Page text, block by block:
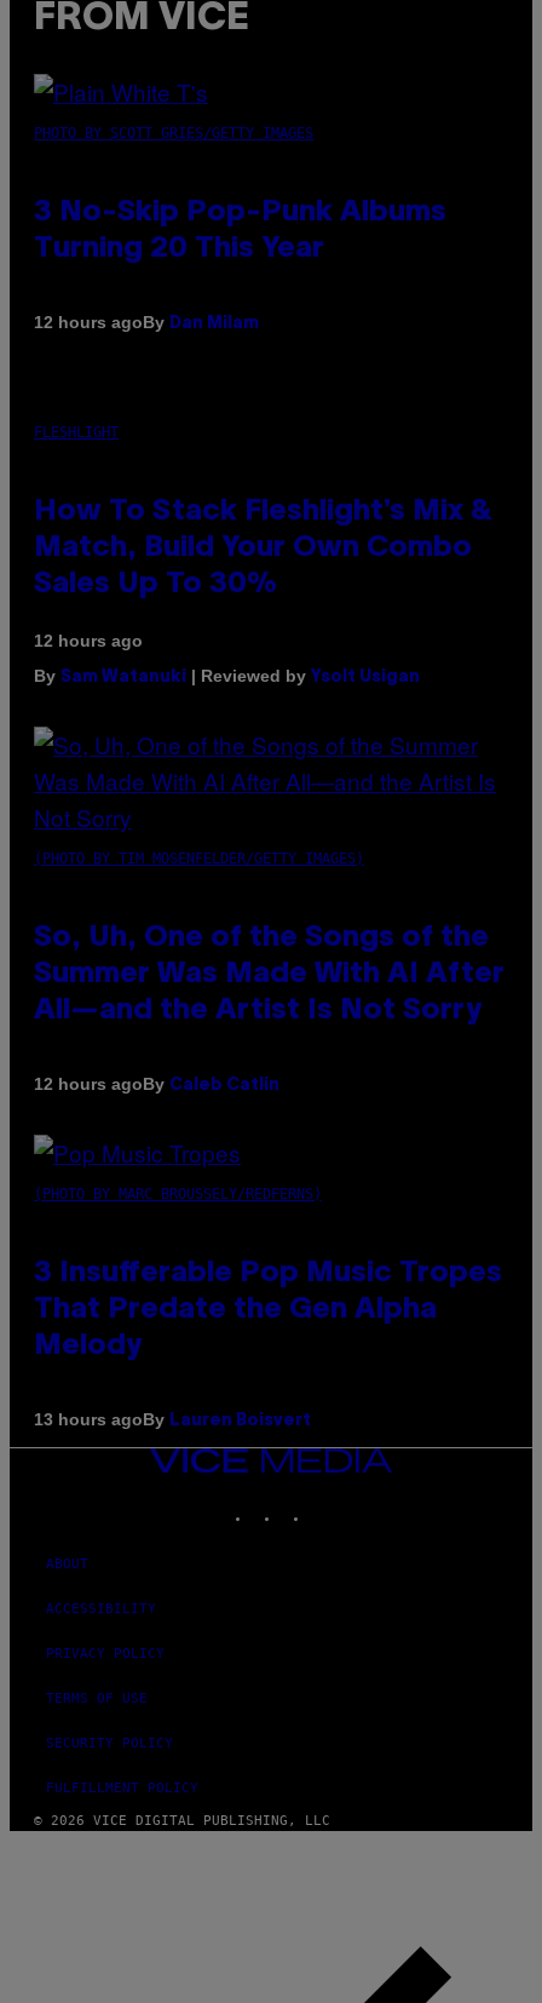
FROM VICE
PHOTO BY SCOTT GRIES/GETTY IMAGES
3 No-Skip Pop-Punk Albums
Turning 20 This Year
12 hours agoBy Dan Milam
FLESHLIGHT
How To Stack Fleshlight’s Mix &
Match, Build Your Own Combo
Sales Up To 30%
12 hours ago
By Sam Watanuki | Reviewed by Ysolt Usigan
(PHOTO BY TIM MOSENFELDER/GETTY IMAGES)
So, Uh, One of the Songs of the
Summer Was Made With AI After
All—and the Artist Is Not Sorry
12 hours agoBy Caleb Catlin
(PHOTO BY MARC BROUSSELY/REDFERNS)
3 Insufferable Pop Music Tropes
That Predate the Gen Alpha
Melody
13 hours agoBy Lauren Boisvert
VICE
MEDIA
ABOUT
ACCESSIBILITY
PRIVACY POLICY
TERMS OF USE
SECURITY POLICY
FULFILLMENT POLICY
© 2026 VICE DIGITAL PUBLISHING, LLC